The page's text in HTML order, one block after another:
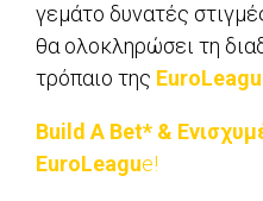
γεμάτο δυνατές
θα ολοκληρώσει τη
τρόπαιο της
Build A Bet* &
EuroLeague!